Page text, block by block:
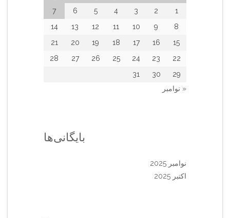
1
2
3
4
5
6
7
8
9
10
11
12
13
14
15
16
17
18
19
20
21
22
23
24
25
26
27
28
29
30
31
« نوامبر
بایگانی‌ها
نوامبر 2025
اکتبر 2025